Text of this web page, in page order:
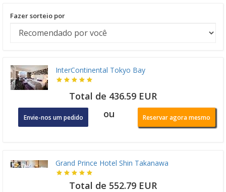
Fazer sorteio por
InterContinental Tokyo Bay
Total de 436.59 EUR
Envie-nos um pedido ou Reservar agora mesmo
Grand Prince Hotel Shin Takanawa
Total de 552.79 EUR